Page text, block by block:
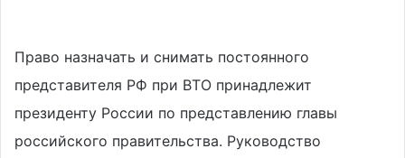
Право назначать и снимать постоянного
представителя РФ при ВТО принадлежит
президенту России по представлению главы
российского правительства. Руководство